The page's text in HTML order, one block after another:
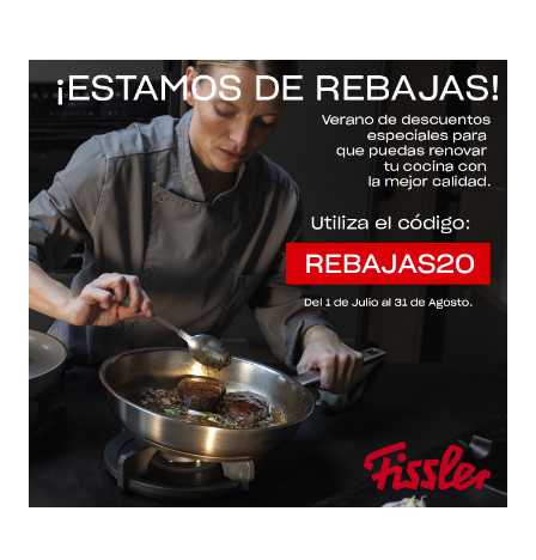
Inicio / Fissler Web / Baterías de cocina / Adamant®